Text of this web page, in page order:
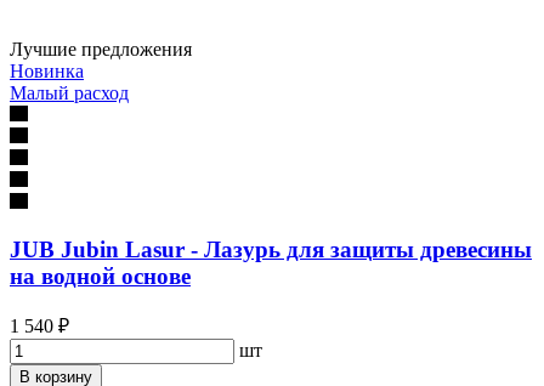
Лучшие предложения
Новинка
Малый расход
JUB Jubin Lasur - Лазурь для защиты древесины
на водной основе
1 540 ₽
шт
В корзину